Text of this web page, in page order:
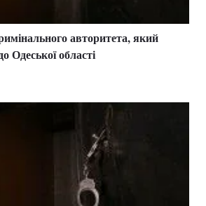
авторитета, який
Одеської області